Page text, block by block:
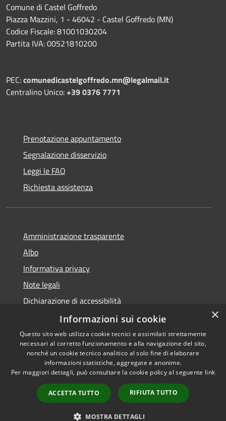
Comune di Castel Goffredo
Piazza Mazzini, 1 - 46042 - Castel Goffredo (MN)
Codice Fiscale: 81001030204
Partita IVA: 00521810200
PEC:comunedicastelgoffredo.mn@legalmail.it
Centralino Unico:+39 0376 7771
Prenotazione appuntamento
Segnalazione disservizio
Leggi le FAQ
Richiesta assistenza
Amministrazione trasparente
Albo
Informativa privacy
Note legali
Dichiarazione di accessibilità
Piano di miglioramento
RSS
Accessibilità
Copyright © 2026 • Comune di
Castel Goffredo • Powered by
Municipium•
Accesso
redazione
×
Informazioni sui cookie
Questo sito web utilizza cookie tecnici e assimilati strettamente
necessari al corretto funzionamento e alla navigazione del sito,
nonché un cookie tecnico analitico al solo fine di elaborare
informazioni statistiche, aggregate e anonime.
Per maggiori dettagli, può consultare la cookie policy al seguente link
ACCETTA TUTTO RIFIUTA TUTTO
MOSTRA DETTAGLI